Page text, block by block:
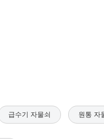
급수기 자물쇠 원통 자